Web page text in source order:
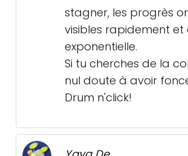
stagner, les progrès
visibles rapidement
exponentielle.
Si tu cherches de la
nul doute à avoir
Drum n'click!